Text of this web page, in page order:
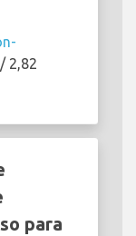
2,82
para